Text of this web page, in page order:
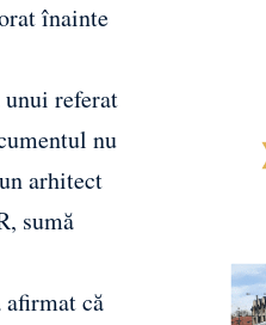
înainte
referat
nu
arhitect
sumă
că